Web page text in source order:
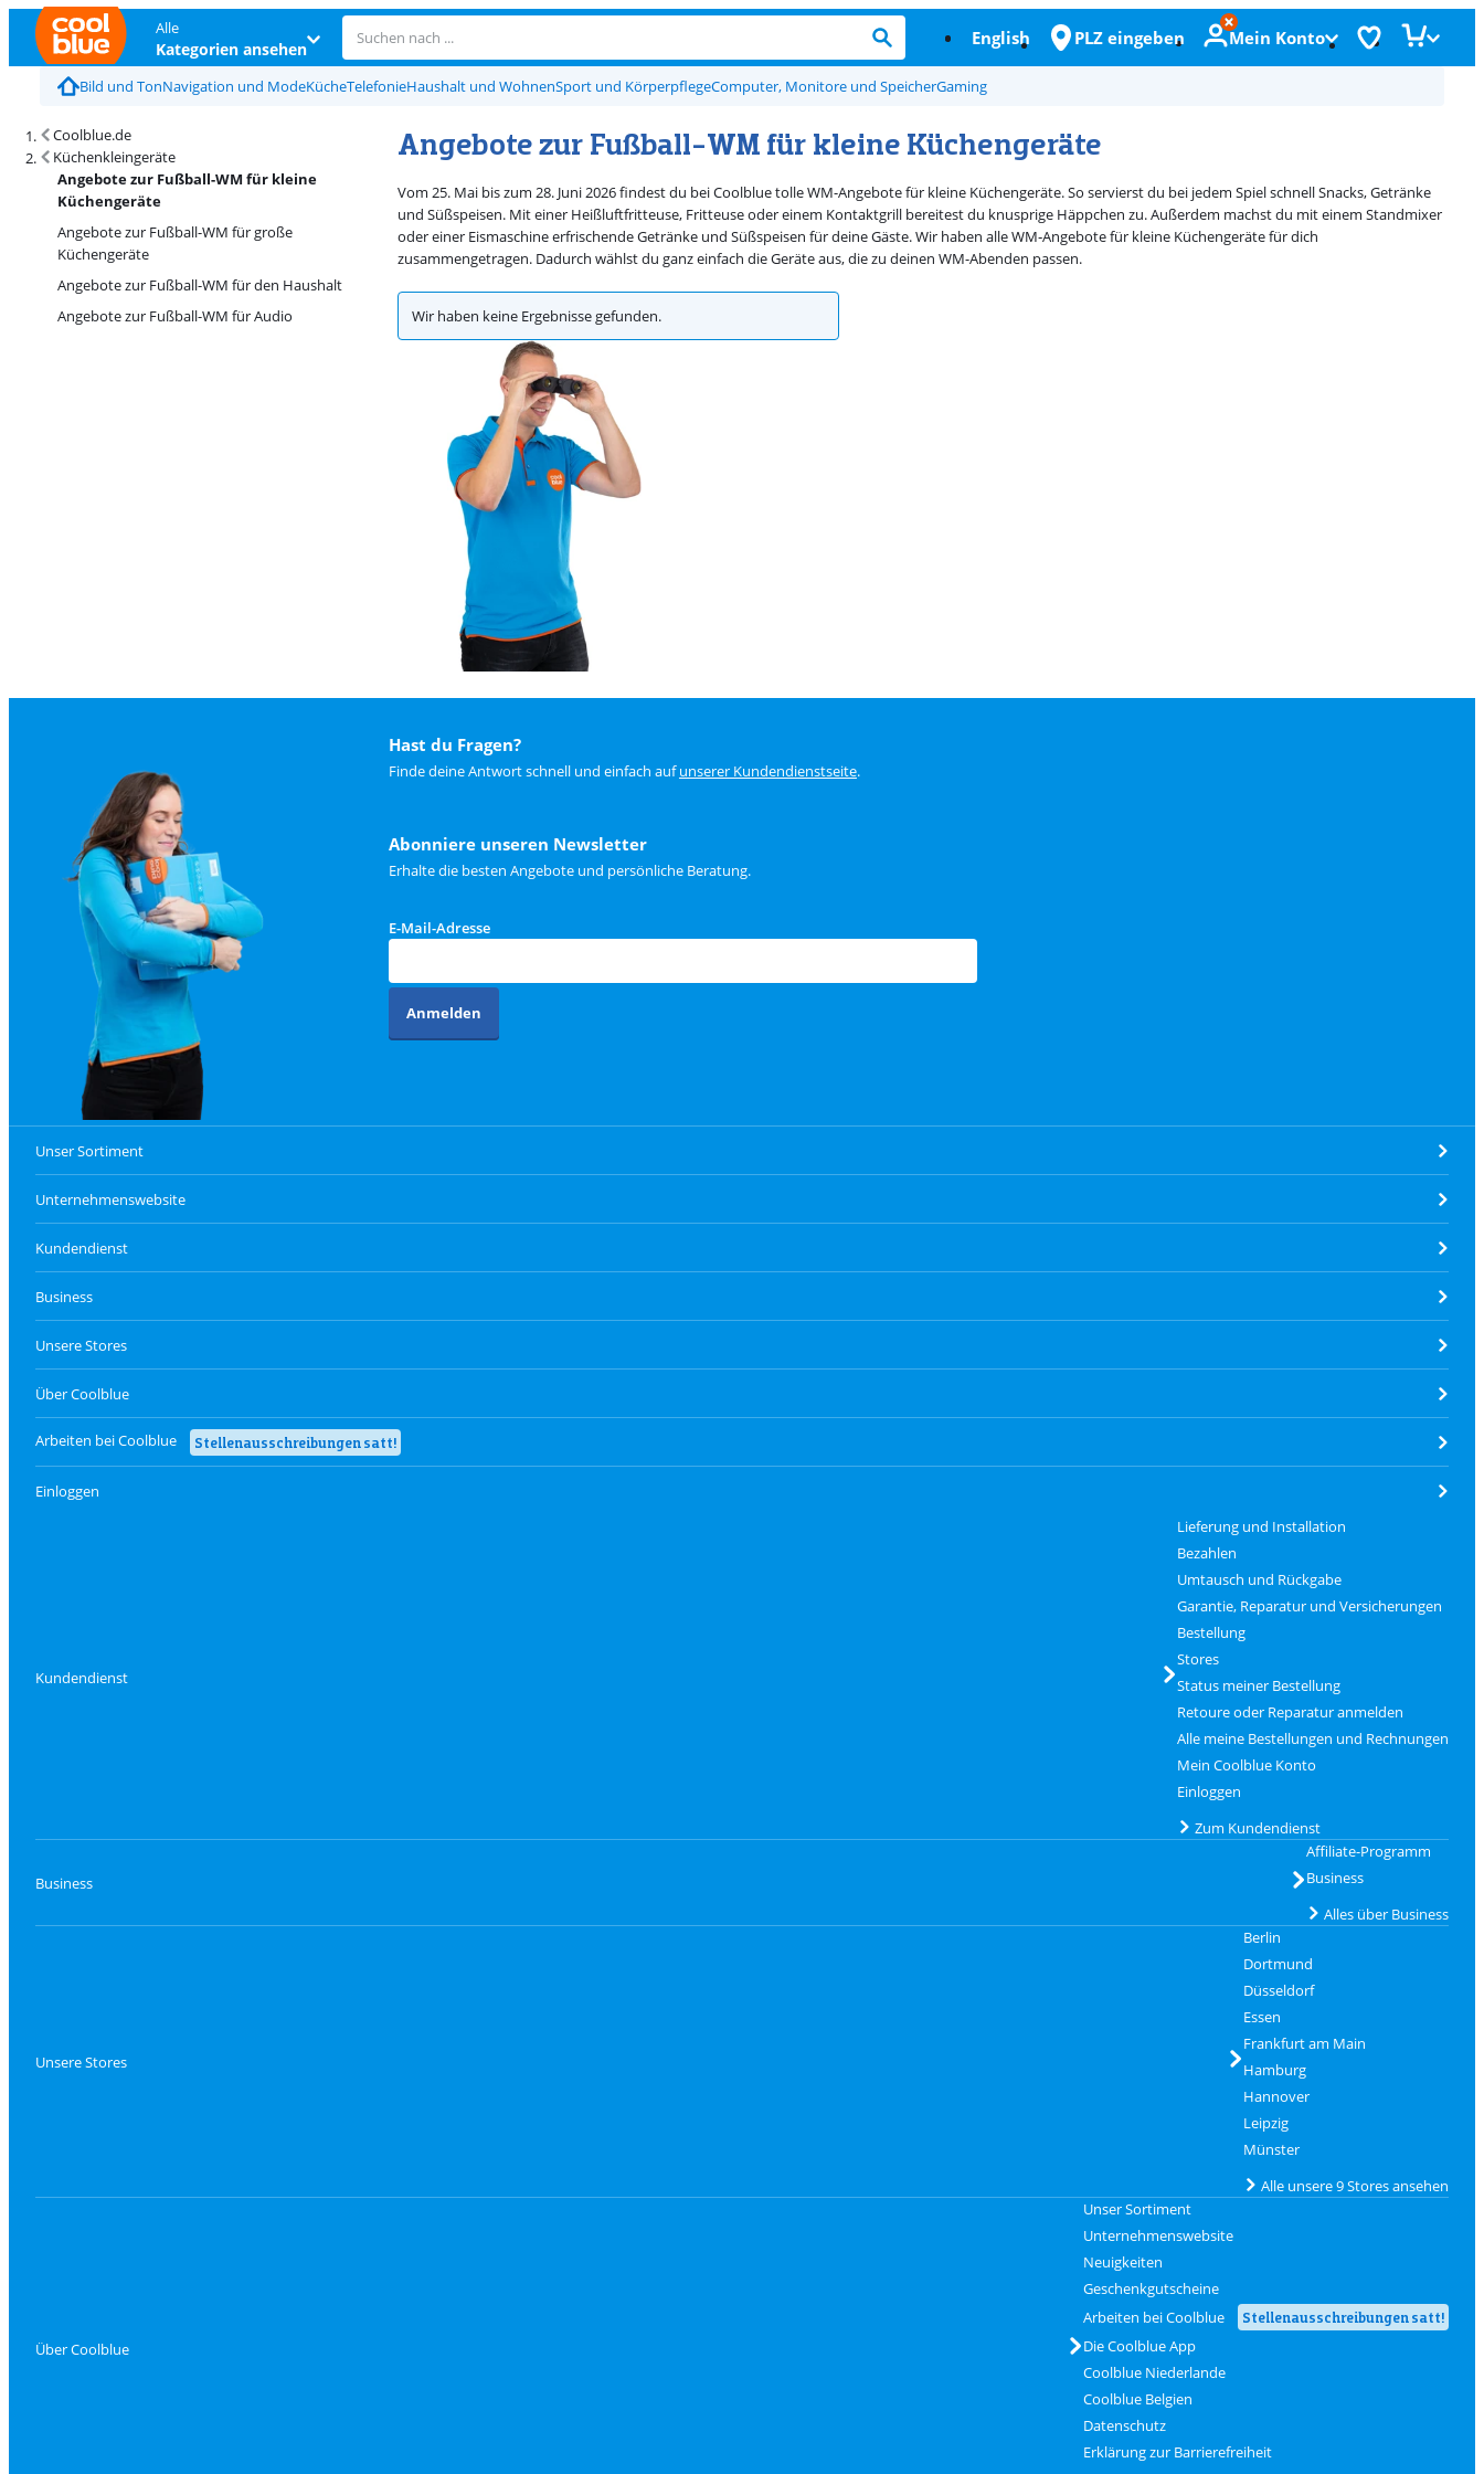
Alle
Kategorien ansehen English PLZ eingeben Mein Konto
Bild und TonNavigation und ModeKücheTelefonieHaushalt und WohnenSport und KörperpflegeComputer, Monitore und SpeicherGaming
Coolblue.de
Küchenkleingeräte
Angebote zur Fußball-WM für kleine
Küchengeräte
Angebote zur Fußball-WM für große
Küchengeräte
Angebote zur Fußball-WM für den Haushalt
Angebote zur Fußball-WM für Audio
Angebote zur Fußball-WM für kleine Küchengeräte
Vom 25. Mai bis zum 28. Juni 2026 findest du bei Coolblue tolle WM-Angebote für kleine Küchengeräte. So servierst du bei jedem Spiel schnell Snacks, Getränke
und Süßspeisen. Mit einer Heißluftfritteuse, Fritteuse oder einem Kontaktgrill bereitest du knusprige Häppchen zu. Außerdem machst du mit einem Standmixer
oder einer Eismaschine erfrischende Getränke und Süßspeisen für deine Gäste. Wir haben alle WM‑Angebote für kleine Küchengeräte für dich
zusammengetragen. Dadurch wählst du ganz einfach die Geräte aus, die zu deinen WM-Abenden passen.
Wir haben keine Ergebnisse gefunden.
Hast du Fragen?
Finde deine Antwort schnell und einfach aufunserer Kundendienstseite.
Abonniere unseren Newsletter
Erhalte die besten Angebote und persönliche Beratung.
E-Mail-Adresse
Anmelden
Unser Sortiment
Unternehmenswebsite
Kundendienst
Business
Unsere Stores
Über Coolblue
Arbeiten bei Coolblue Stellenausschreibungen satt!
Einloggen
Kundendienst
Lieferung und Installation
Bezahlen
Umtausch und Rückgabe
Garantie, Reparatur und Versicherungen
Bestellung
Stores
Status meiner Bestellung
Retoure oder Reparatur anmelden
Alle meine Bestellungen und Rechnungen
Mein Coolblue Konto
Einloggen
Zum Kundendienst
Business
Affiliate-Programm
Business
Alles über Business
Unsere Stores
Berlin
Dortmund
Düsseldorf
Essen
Frankfurt am Main
Hamburg
Hannover
Leipzig
Münster
Alle unsere 9 Stores ansehen
Über Coolblue
Unser Sortiment
Unternehmenswebsite
Neuigkeiten
Geschenkgutscheine
Arbeiten bei Coolblue
Stellenausschreibungen satt!
Die Coolblue App
Coolblue Niederlande
Coolblue Belgien
Datenschutz
Erklärung zur Barrierefreiheit